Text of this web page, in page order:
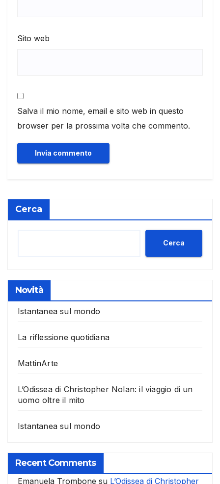
Sito web
Salva il mio nome, email e sito web in questo
browser per la prossima volta che commento.
Cerca
Cerca
Novità
Istantanea sul mondo
La riflessione quotidiana
MattinArte
L’Odissea di Christopher Nolan: il viaggio di un
uomo oltre il mito
Istantanea sul mondo
Recent Comments
Emanuela Trombone su L’Odissea di Christopher